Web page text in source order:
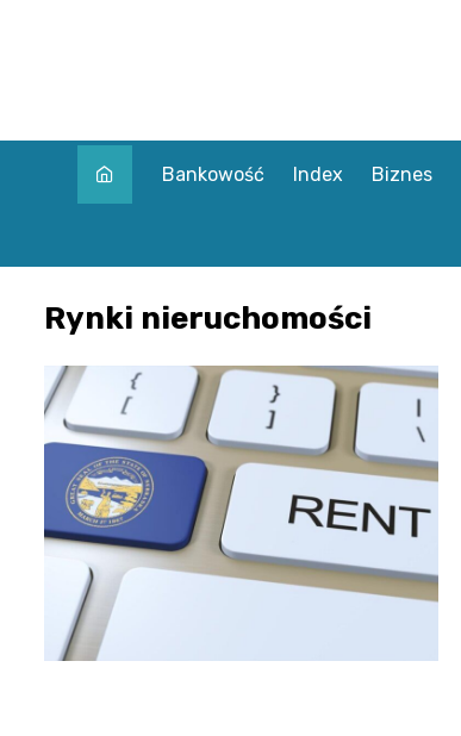
Bankowość Index Biznes
Rynki nieruchomości